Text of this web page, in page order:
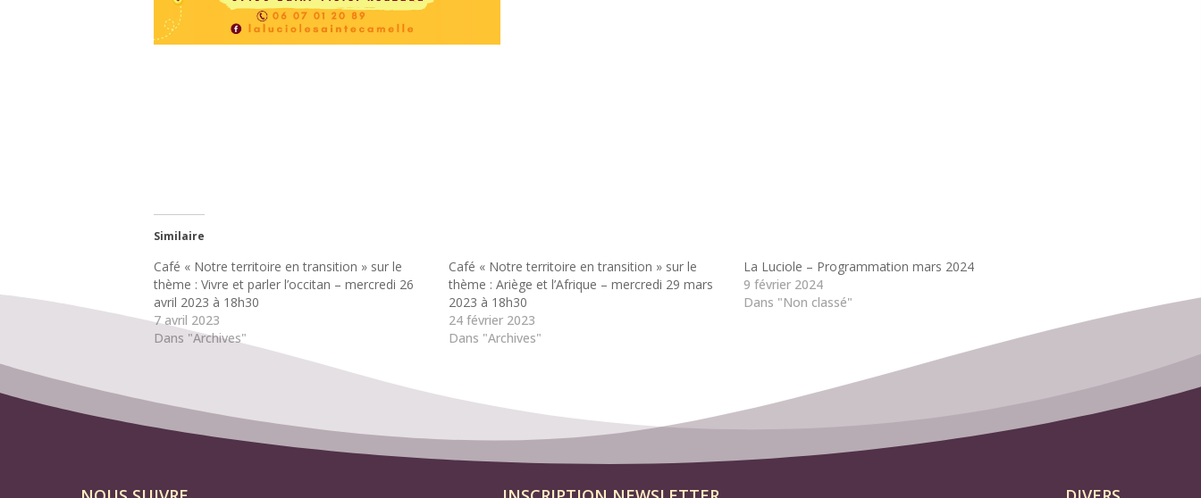
Similaire
Café « Notre territoire en transition » sur le
thème : Vivre et parler l’occitan – mercredi 26
avril 2023 à 18h30
7 avril 2023
Dans "Archives"
Café « Notre territoire en transition » sur le
thème : Ariège et l’Afrique – mercredi 29 mars
2023 à 18h30
24 février 2023
Dans "Archives"
La Luciole – Programmation mars 2024
9 février 2024
Dans "Non classé"